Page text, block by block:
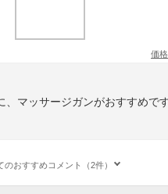
価
マッサージガンがおすすめで
のおすすめコメント（2件）